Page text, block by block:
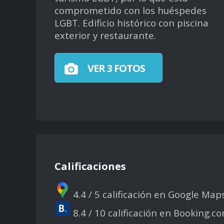
comprometido con los huéspedes
LGBT. Edificio histórico con piscina
exterior y restaurante.
VER 3 FOTOS
Calificaciones
4.4 / 5 calificación en Google
8.4 / 10 calificación en